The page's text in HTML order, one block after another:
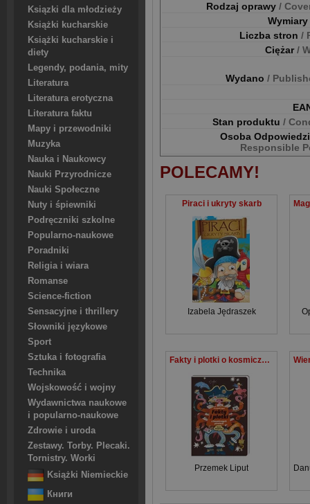
Ksiązki dla młodzieży
Książki kucharskie
Książki kucharskie i
diety
Legendy, podania, mity
Literatura
Literatura erotyczna
Literatura faktu
Mapy i przewodniki
Muzyka
Nauka i Naukowcy
Nauki Przyrodnicze
Nauki Społeczne
Nuty i śpiewniki
Podręczniki szkolne
Popularno-naukowe
Poradniki
Religia i wiara
Romanse
Science-fiction
Sensacyjne i thrillery
Słowniki językowe
Sport
Sztuka i fotografia
Technika
Wojskowość i wojny
Wydawnictwa naukowe
i popularno-naukowe
Zdrowie i uroda
Zestawy. Torby. Plecaki.
Tornistry. Worki
Książki Niemieckie
Книги
Rodzaj oprawy /
Wymiary
Liczba stron /
Ciężar/
Wydano /
Stan produktu /
Osoba
Responsible
POLECAMY!
Piraci i ukryty skarb
Izabela Jędraszek
Fakty i plotki o kosmicznych piratach
Przemek Liput